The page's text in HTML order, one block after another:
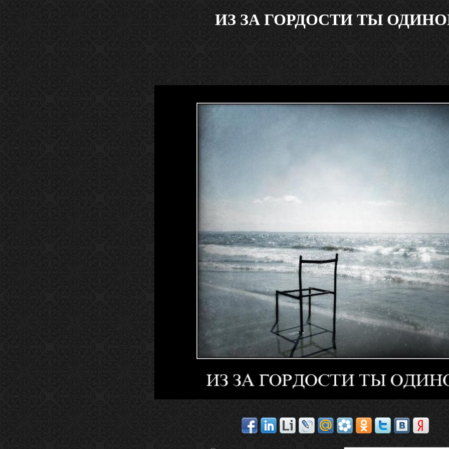
ИЗ ЗА ГОРДОСТИ ТЫ